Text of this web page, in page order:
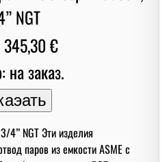
€
на заказ.
4” NGT Эти изделия
паров из емкости ASME с